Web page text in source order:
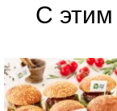
С этим